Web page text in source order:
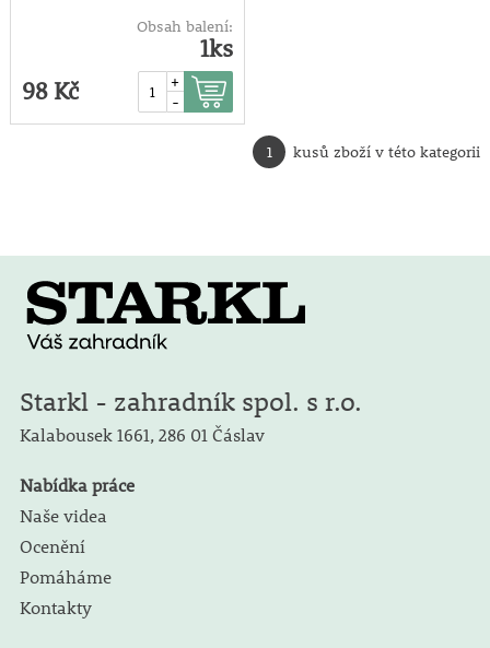
Obsah balení:
1ks
98 Kč
+
-
1 kusů zboží v této kategorii
Starkl - zahradník spol. s r.o.
Kalabousek 1661, 286 01 Čáslav
Nabídka práce
Naše videa
Ocenění
Pomáháme
Kontakty